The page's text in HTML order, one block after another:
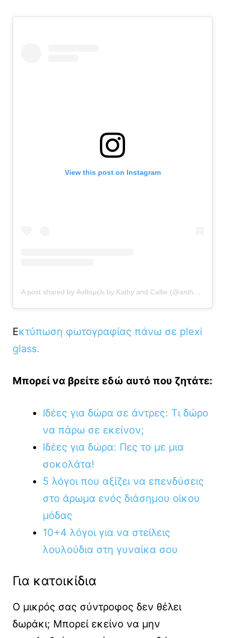
View this post on Instagram
A post shared by Ανθομέλι by Kathy and Callie (@anthomeli)
Εκτύπωση φωτογραφίας πάνω σε plexi
glass.
Μπορεί να βρείτε εδώ αυτό που ζητάτε:
Ιδέες για δώρα σε άντρες: Τι δώρο
να πάρω σε εκείνον;
Ιδέες για δώρα: Πες το με μια
σοκολάτα!
5 λόγοι που αξίζει να επενδύσεις
στο άρωμα ενός διάσημου οίκου
μόδας
10+4 λόγοι για να στείλεις
λουλούδια στη γυναίκα σου
Για κατοικίδια
Ο μικρός σας σύντροφος δεν θέλει
δωράκι; Μπορεί εκείνο να μην